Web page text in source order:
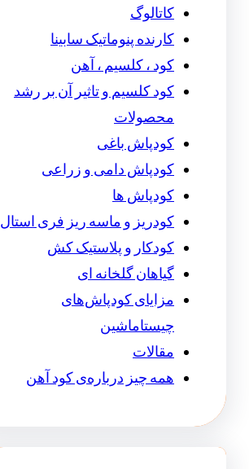
کاتالوگ
کارنده پنوماتیک سابینا
کود ، کلسیم ، آهن
کود کلسیم و تاثیر آن بر رشد
محصولات
کودپاش باغی
کودپاش دامی و زراعی
کودپاش ها
کودریز و ماسه ریز فری استال
کودکار و پلاستیک کش
گیاهان گلخانه ای
مزایای کودپاش‌های
چیستاماشین
مقالات
همه چیز درباره‌ی کود آهن